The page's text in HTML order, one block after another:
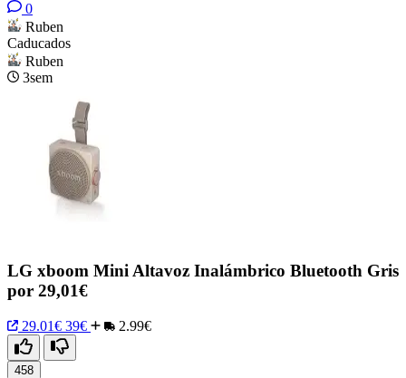
0
Ruben
Caducados
Ruben
3sem
LG xboom Mini Altavoz Inalámbrico Bluetooth Gris
por 29,01€
29.01€ 39€ 2.99€
458